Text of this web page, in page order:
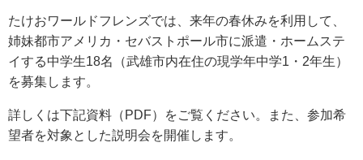
たけおワールドフレンズでは、来年の春休みを利用して、
姉妹都市アメリカ・セバストポール市に派遣・ホームステ
イする中学生18名（武雄市内在住の現学年中学1・2年生）
を募集します。
詳しくは下記資料（PDF）をご覧ください。また、参加希
望者を対象とした説明会を開催します。